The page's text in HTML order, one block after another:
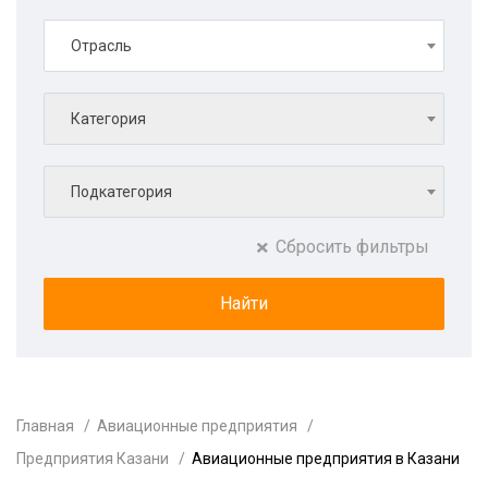
Отрасль
Категория
Подкатегория
Сбросить фильтры
Главная
Авиационные предприятия
Предприятия Казани
Авиационные предприятия в Казани